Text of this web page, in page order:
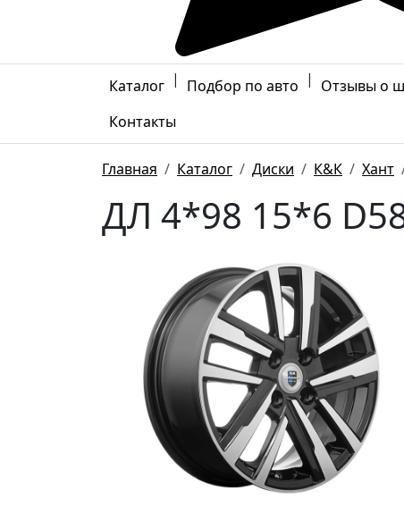
Каталог | Подбор по авто | Отзывы о
Контакты
Главная Каталог Диски К&К Хант
ДЛ 4*98 15*6